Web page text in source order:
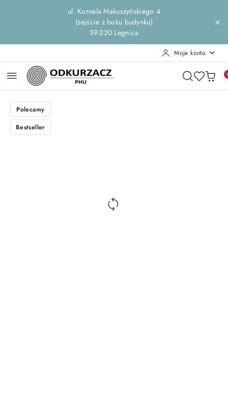
Przejdź do treści głównej
Przejdź do wyszukiwarki
Przejdź do moje konto
Przejdź do menu głównego
Przejdź do opisu produktu
Przejdź do stopkiul. Kornela Makuszyńskiego 4
(zejście z boku budynku)
59-220 Legnica
Moje konto
Polecamy
Bestseller